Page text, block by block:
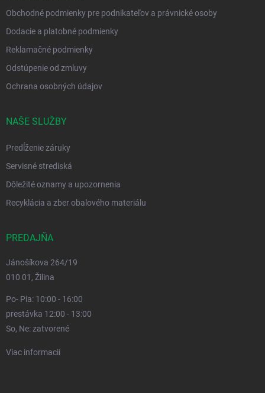
Obchodné podmienky pre podnikateľov a právnické osoby
Dodacie a platobné podmienky
Reklamačné podmienky
Odstúpenie od zmluvy
Ochrana osobných údajov
NAŠE SLUŽBY
Predĺženie záruky
Servisné strediská
Dôležité oznamy a upozornenia
Recyklácia a zber obalového materiálu
PREDAJŇA
Jánošíkova 264/19
010 01, Žilina
Po- Pia: 10:00 - 16:00
prestávka 12:00 - 13:00
So, Ne: zatvorené
Viac informacií